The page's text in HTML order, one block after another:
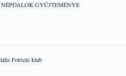
NÉPDALOK GYŰJTEMÉNYE
Fotózás klub